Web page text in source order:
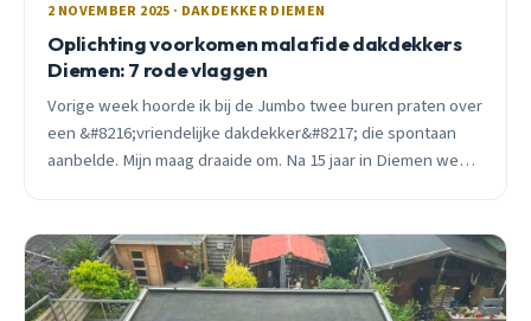
2 NOVEMBER 2025 · DAKDEKKER DIEMEN
Oplichting voorkomen malafide dakdekkers
Diemen: 7 rode vlaggen
Vorige week hoorde ik bij de Jumbo twee buren praten over
een &#8216;vriendelijke dakdekker&#8217; die spontaan
aanbelde. Mijn maag draaide om. Na 15 jaar in Diemen weet